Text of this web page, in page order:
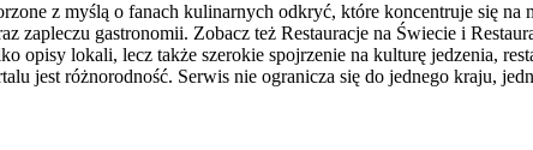
z myślą o fanach kulinarnych odkryć, które koncentruje się
zapleczu gastronomii. Zobacz też Restauracje na Świecie i
opisy lokali, lecz także szerokie spojrzenie na kulturę jedzenia,
jest różnorodność. Serwis nie ogranicza się do jednego kraju,